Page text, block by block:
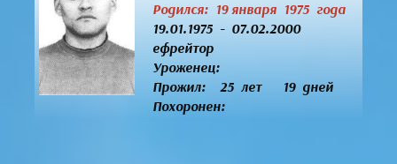
Родился: 19 января 1975 года
19.01.1975 - 07.02.2000
ефрейтор
Уроженец:
Прожил: 25 лет 19 дней
Похоронен: